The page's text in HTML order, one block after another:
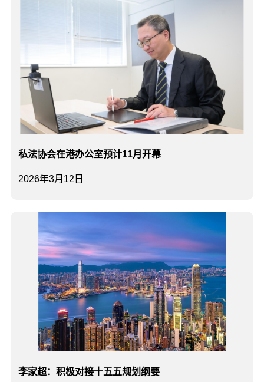
2026年3月12日
私法协会在港办公室预计11月开幕
李家超：积极对接十五五规划纲要